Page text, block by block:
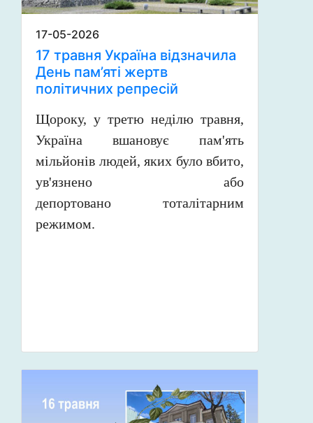
17-05-2026
17 травня Україна відзначила
День пам’яті жертв
політичних репресій
Щороку, у третю неділю травня,
Україна вшановує пам'ять
мільйонів людей, яких було вбито,
ув'язнено або
депортовано тоталітарним
режимом.